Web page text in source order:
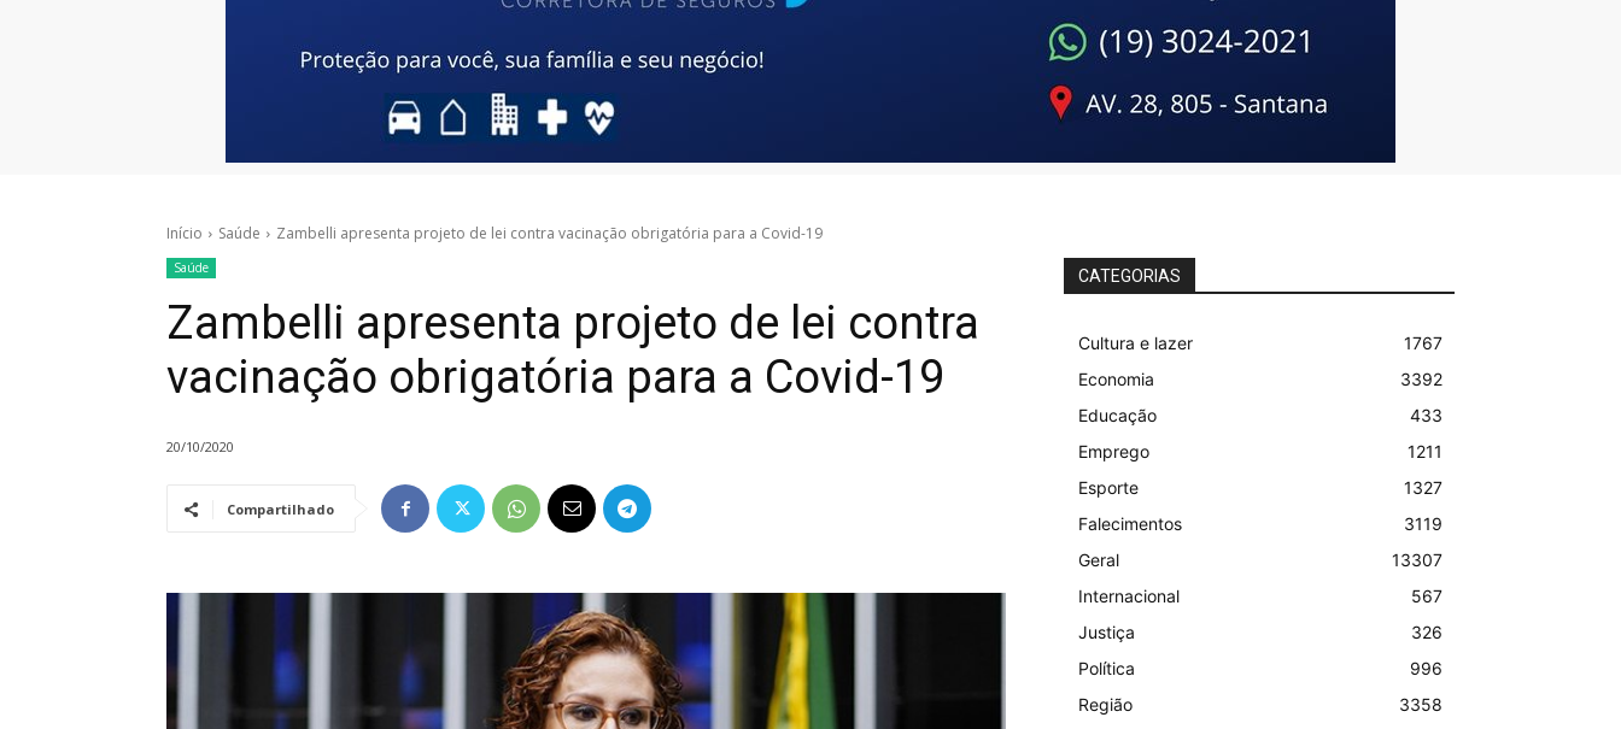
Início Saúde Zambelli apresenta projeto de lei contra vacinação obrigatória para a Covid-19
Saúde
Zambelli apresenta projeto de lei contra
vacinação obrigatória para a Covid-19
20/10/2020
Compartilhado
CATEGORIAS
Cultura e lazer
1767
Economia
3392
Educação
433
Emprego
1211
Esporte
1327
Falecimentos
3119
Geral
13307
Internacional
567
Justiça
326
Política
996
Região
3358